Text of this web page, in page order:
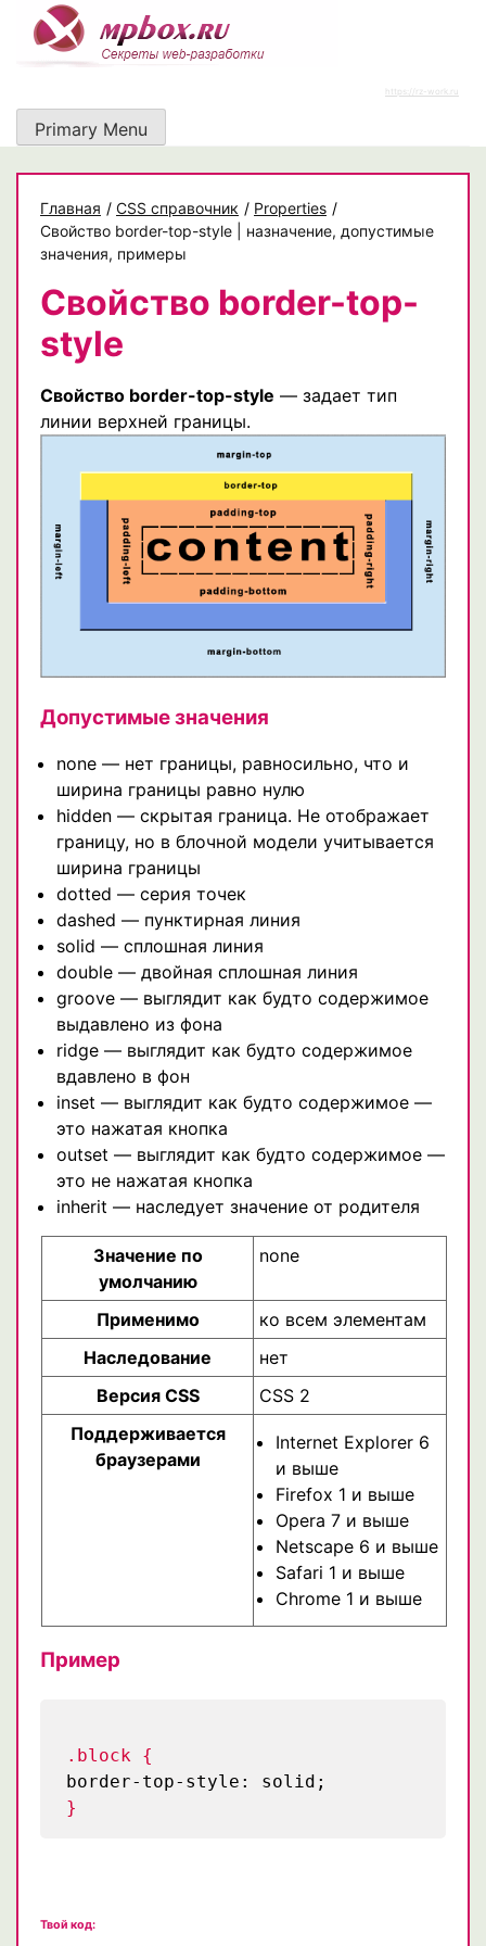
content
https://rz-work.ru
Primary Menu
Главная / CSS справочник / Properties /
Свойство border-top-style | назначение, допустимые
значения, примеры
Свойство border-top-
style
Свойство border-top-style — задает тип
линии верхней границы.
Допустимые значения
none — нет границы, равносильно, что и
ширина границы равно нулю
hidden — скрытая граница. Не отображает
границу, но в блочной модели учитывается
ширина границы
dotted — серия точек
dashed — пунктирная линия
solid — сплошная линия
double — двойная сплошная линия
groove — выглядит как будто содержимое
выдавлено из фона
ridge — выглядит как будто содержимое
вдавлено в фон
inset — выглядит как будто содержимое —
это нажатая кнопка
outset — выглядит как будто содержимое —
это не нажатая кнопка
inherit — наследует значение от родителя
Значение по
умолчанию
none
Применимо
ко всем элементам
Наследование
нет
Версия CSS
CSS 2
Поддерживается
браузерами
Internet Explorer 6
и выше
Firefox 1 и выше
Opera 7 и выше
Netscape 6 и выше
Safari 1 и выше
Chrome 1 и выше
Пример
.block {
border-top-style: solid;
}
Твой код: